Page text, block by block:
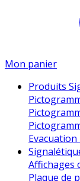
Mon panier
Produits
Evacuation
Affichages
Plaque de